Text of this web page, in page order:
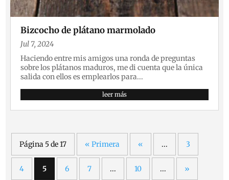
Bizcocho de plátano marmolado
Jul 7, 2024
Haciendo entre mis amigos una ronda de preguntas
sobre los plátanos maduros, me di cuenta que la única
salida con ellos es emplearlos para...
leer más
Página 5 de 17 « Primera « ... 3
4 5 6 7 ... 10 ... »